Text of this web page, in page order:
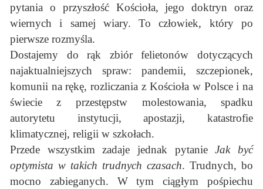
pytania o przyszłość Kościoła, jego doktryn oraz
wiernych i samej wiary. To człowiek, który po
pierwsze rozmyśla.
Dostajemy do rąk zbiór felietonów dotyczących
najaktualniejszych spraw: pandemii, szczepionek,
komunii na rękę, rozliczania z Kościoła w Polsce i na
świecie z przestępstw molestowania, spadku
autorytetu instytucji, apostazji, katastrofie
klimatycznej, religii w szkołach.
Przede wszystkim zadaje jednak pytanieJak być
optymista w takich trudnych czasach. Trudnych, bo
mocno zabieganych. W tym ciągłym pośpiechu